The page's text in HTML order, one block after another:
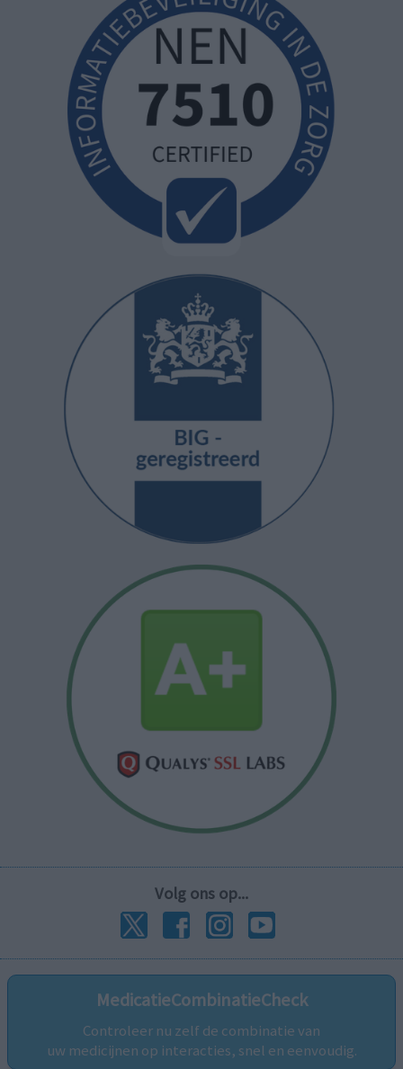
Volg ons op...
MedicatieCombinatieCheck
Controleer nu zelf de combinatie van
uw medicijnen op interacties, snel en eenvoudig.